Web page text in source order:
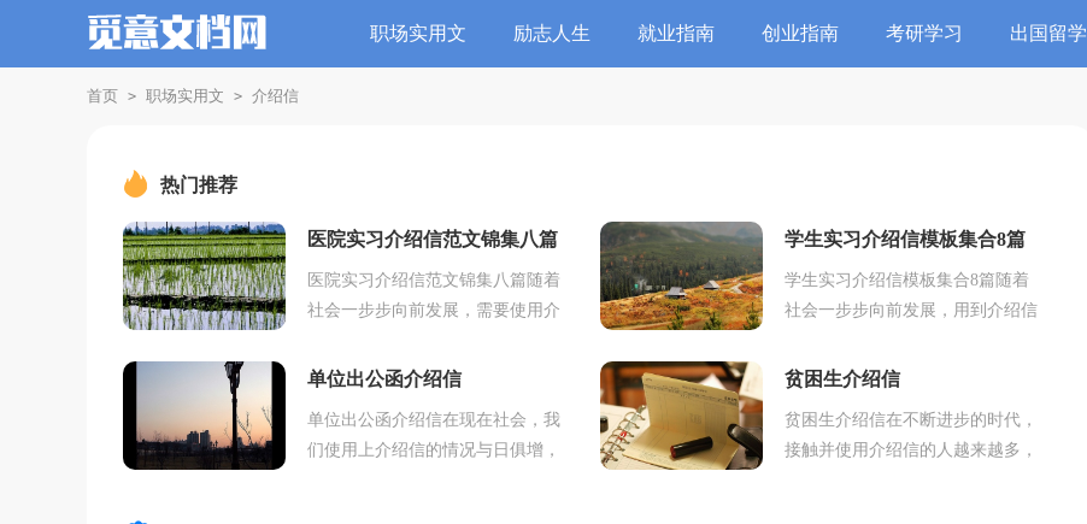
职场实用文 励志人生 就业指南 创业指南 考研学习 出国留学
首页 > 职场实用文 > 介绍信
热门推荐
医院实习介绍信范文锦集八篇
医院实习介绍信范文锦集八篇随着
社会一步步向前发展，需要使用介
明自己身份，让对方予以配合工作
学生实习介绍信模板集合8篇
学生实习介绍信模板集合8篇随着
社会一步步向前发展，用到介绍信
体、企事业单位派人到其他单位联
单位出公函介绍信
单位出公函介绍信在现在社会，我
们使用上介绍信的情况与日俱增，
贫困生介绍信
贫困生介绍信在不断进步的时代，
接触并使用介绍信的人越来越多，